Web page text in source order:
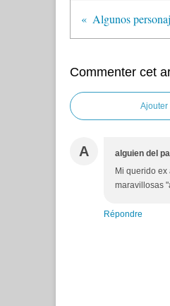
Commenter cet
Ajouter
A alguien del
Mi querido
maravillosas
Répondre